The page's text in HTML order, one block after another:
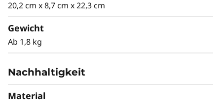
Produktivität,
Die ThinkStation P3 Ultra SFF Gen 2
20,2 cm x 8,7 cm x 22,3 cm
Gewicht
Ab 1,8 kg
Nachhaltigkeit
Material